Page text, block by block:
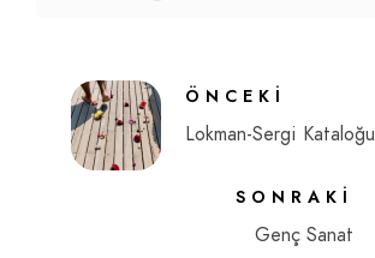
ÖNCEKI
Lokman-Sergi Kataloğu
SONRAKI
Genç Sanat